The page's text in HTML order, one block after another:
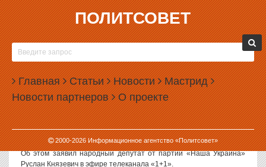
ПОЛИТСОВЕТ
Главная Статьи Новости Мастрид
Новости партнеров О проекте
2000-2026Информационное агентство «Политсовет»
27.04.2007, 10:07
КОНСТИТУЦИОННЫЙ СУД УКРАИНЫ
ПРЕКРАТИЛ ПРОИЗВОДСТВО ДЕЛА ПО УКАЗУ
ЮЩЕНКО
Накануне Конституционный суд (КС) Украины прекратил
производство дела по соответствию Конституции указа
президента Виктора Ющенко от второго апреля этого года о
роспуске Верховной Рады и назначении досрочных
парламентских выборов.
Об этом заявил народный депутат от партии «Наша Украина»
Руслан Князевич в эфире телеканала «1+1».